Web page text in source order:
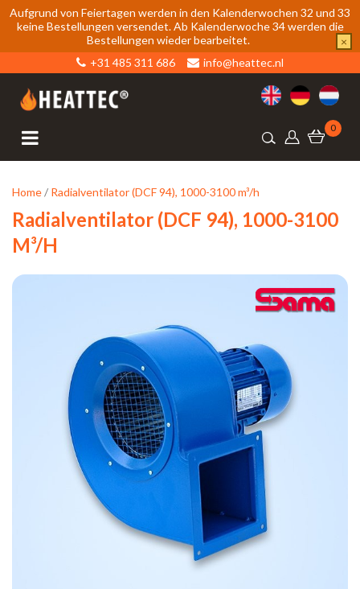
Aufgrund von Feiertagen werden in den Kalenderwochen 32 und 33
keine Bestellungen versendet. Ab Kalenderwoche 34 werden die
Bestellungen wieder bearbeitet.
×
+31 485 311 686
info@heattec.nl
0
Home/ Radialventilator (DCF 94), 1000-3100 m³/h
Radialventilator (DCF 94), 1000-3100
M³/h